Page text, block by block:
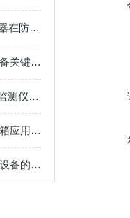
FLD05-500型人防生物报警器在防护中的关键作用
伸缩式长杆辐射剂量率仪设备关键技术与应用
RFQF01型人防空气放射性监测仪的安装与维护指南
了解更多的屏蔽型三防控制箱应用优势
商场人防空气放射性监测仪设备的安全操作规程